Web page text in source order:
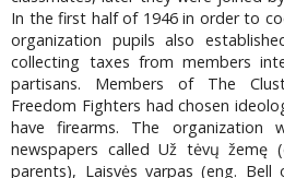
In the first half of 1946 in order to
organization pupils also
collecting taxes from members
partisans. Members of The
Freedom Fighters had chosen
have firearms. The organization
newspapers called Už tėvų
parents), Laisvės varpas (eng. Bell